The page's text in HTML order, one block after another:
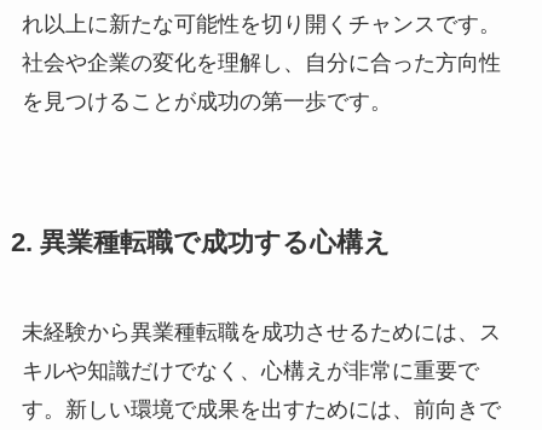
れ以上に新たな可能性を切り開くチャンスです。
社会や企業の変化を理解し、自分に合った方向性
を見つけることが成功の第一歩です。
2. 異業種転職で成功する心構え
未経験から異業種転職を成功させるためには、ス
キルや知識だけでなく、心構えが非常に重要で
す。新しい環境で成果を出すためには、前向きで